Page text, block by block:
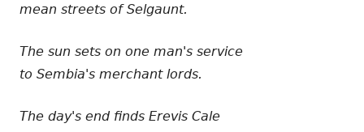
mean streets of Selgaunt.
The sun sets on one man's service
to Sembia's merchant lords.
The day's end finds Erevis Cale